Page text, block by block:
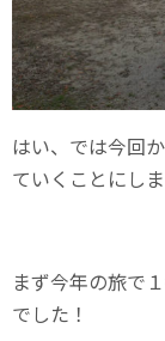
はい、では今回
ていくことにし
まず今年の旅で
でした！